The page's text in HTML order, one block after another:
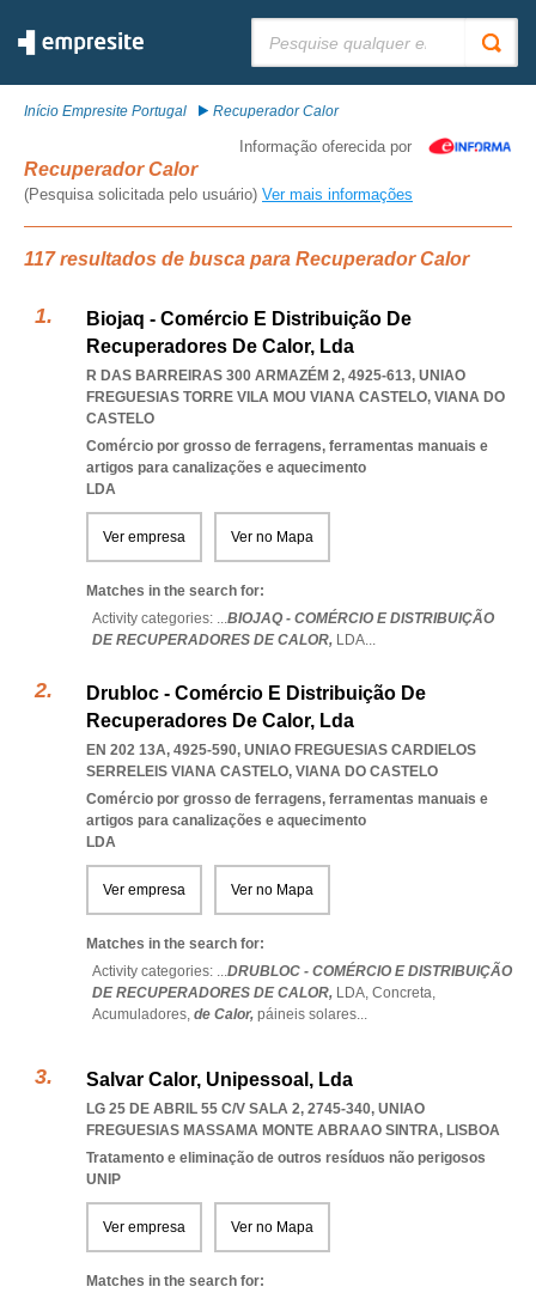
Início Empresite Portugal Recuperador Calor
Informação oferecida por
Recuperador Calor
(Pesquisa solicitada pelo usuário) Ver mais informações
117 resultados de busca para Recuperador Calor
Biojaq - Comércio E Distribuição De
Recuperadores De Calor, Lda
R DAS BARREIRAS 300 ARMAZÉM 2, 4925-613, UNIAO
FREGUESIAS TORRE VILA MOU VIANA CASTELO, VIANA DO
CASTELO
Comércio por grosso de ferragens, ferramentas manuais e
artigos para canalizações e aquecimento
LDA
Ver empresa Ver no Mapa
Matches in the search for:
Activity categories: ...BIOJAQ - COMÉRCIO E DISTRIBUIÇÃO
DE RECUPERADORES DE CALOR, LDA...
Drubloc - Comércio E Distribuição De
Recuperadores De Calor, Lda
EN 202 13A, 4925-590, UNIAO FREGUESIAS CARDIELOS
SERRELEIS VIANA CASTELO, VIANA DO CASTELO
Comércio por grosso de ferragens, ferramentas manuais e
artigos para canalizações e aquecimento
LDA
Ver empresa Ver no Mapa
Matches in the search for:
Activity categories: ...DRUBLOC - COMÉRCIO E DISTRIBUIÇÃO
DE RECUPERADORES DE CALOR, LDA, Concreta,
Acumuladores, de Calor, páineis solares...
Salvar Calor, Unipessoal, Lda
LG 25 DE ABRIL 55 C/V SALA 2, 2745-340, UNIAO
FREGUESIAS MASSAMA MONTE ABRAAO SINTRA, LISBOA
Tratamento e eliminação de outros resíduos não perigosos
UNIP
Ver empresa Ver no Mapa
Matches in the search for: